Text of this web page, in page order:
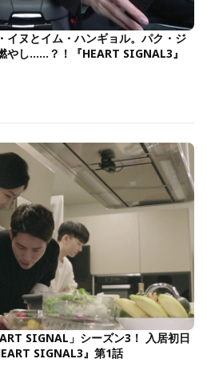
イヌとイム・ハンギョル。パク・ジ
やし……？！『HEART SIGNAL3』
SIGNAL」シーズン3！ 入居初日
SIGNAL3』第1話